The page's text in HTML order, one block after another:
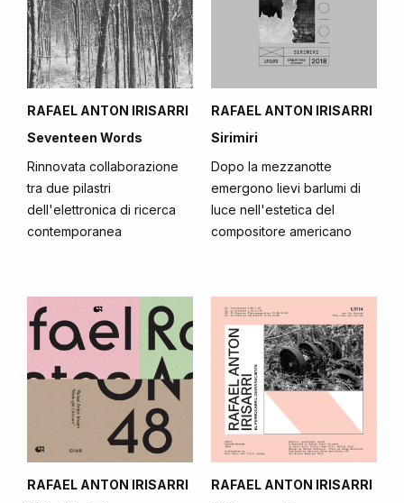
RAFAEL ANTON IRISARRI
Seventeen Words
Rinnovata collaborazione
tra due pilastri
dell'elettronica di ricerca
contemporanea
RAFAEL ANTON IRISARRI
Sirimiri
Dopo la mezzanotte
emergono lievi barlumi di
luce nell'estetica del
compositore americano
RAFAEL ANTON IRISARRI
RAFAEL ANTON IRISARRI